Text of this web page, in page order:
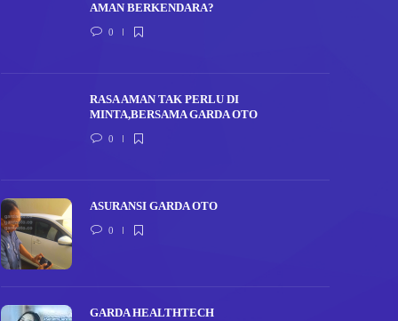
AMAN BERKENDARA?
0
RASA AMAN TAK PERLU DI
MINTA,BERSAMA GARDA OTO
0
ASURANSI GARDA OTO
0
GARDA HEALTHTECH